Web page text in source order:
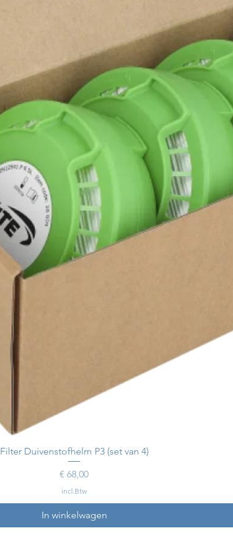
Filter Duivenstofhelm P3 (set van 4)
Prijs
€ 68,00
incl.Btw
In winkelwagen